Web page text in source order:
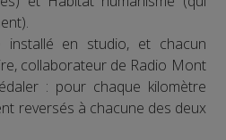
en studio, et chacun
collaborateur de Radio Mont
: pour chaque kilomètre
reversés à chacune des deux